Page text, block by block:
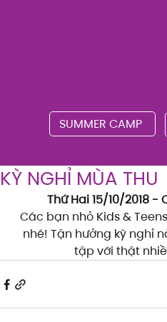
SUMMER CAMP
KỲ NGHỈ MÙA THU
Thứ Hai 15/10/2018 -
Các bạn nhỏ Kids &
nhé! Tận hưởng kỳ nghỉ
tập với thật